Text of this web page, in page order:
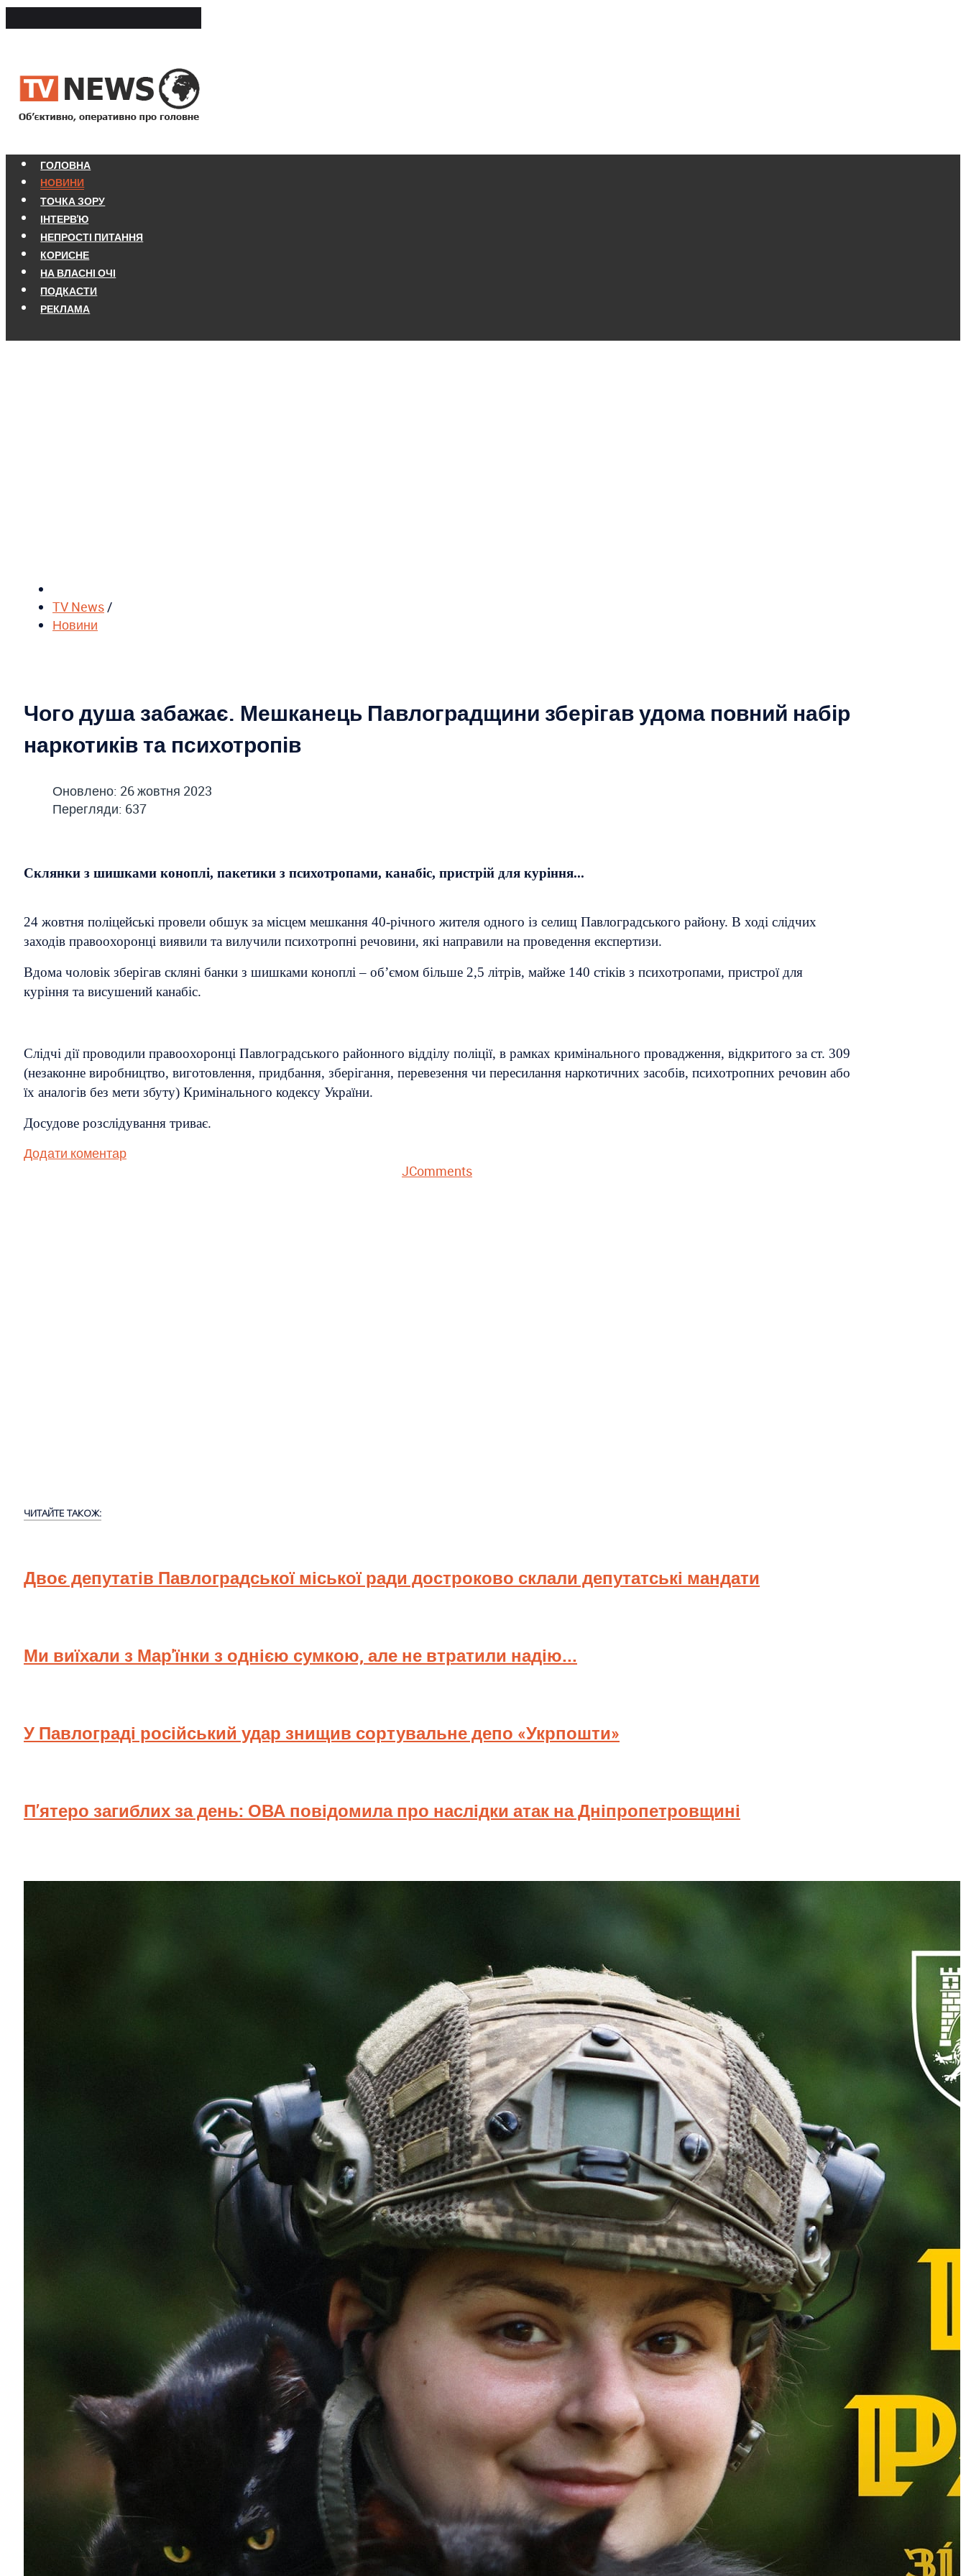
ГОЛОВНА
НОВИНИ
ТОЧКА ЗОРУ
ІНТЕРВ'Ю
НЕПРОСТІ ПИТАННЯ
КОРИСНЕ
НА ВЛАСНІ ОЧІ
ПОДКАСТИ
РЕКЛАМА
TV News /
Новини
Чого душа забажає. Мешканець Павлоградщини зберігав удома повний набір
наркотиків та психотропів
Оновлено: 26 жовтня 2023
Перегляди: 637
Склянки з шишками коноплі, пакетики з психотропами, канабіс, пристрій для куріння...
24 жовтня поліцейські провели обшук за місцем мешкання 40-річного жителя одного із селищ Павлоградського району. В ході слідчих
заходів правоохоронці виявили та вилучили психотропні речовини, які направили на проведення експертизи.
Вдома чоловік зберігав скляні банки з шишками коноплі – об’ємом більше 2,5 літрів, майже 140 стіків з психотропами, пристрої для
куріння та висушений канабіс.
Слідчі дії проводили правоохоронці Павлоградського районного відділу поліції, в рамках кримінального провадження, відкритого за ст. 309
(незаконне виробництво, виготовлення, придбання, зберігання, перевезення чи пересилання наркотичних засобів, психотропних речовин або
їх аналогів без мети збуту) Кримінального кодексу України.
Досудове розслідування триває.
Додати коментар
JComments
ЧИТАЙТЕ ТАКОЖ:
Двоє депутатів Павлоградської міської ради достроково склали депутатські мандати
Ми виїхали з Мар'їнки з однією сумкою, але не втратили надію...
У Павлограді російський удар знищив сортувальне депо «Укрпошти»
П’ятеро загиблих за день: ОВА повідомила про наслідки атак на Дніпропетровщині